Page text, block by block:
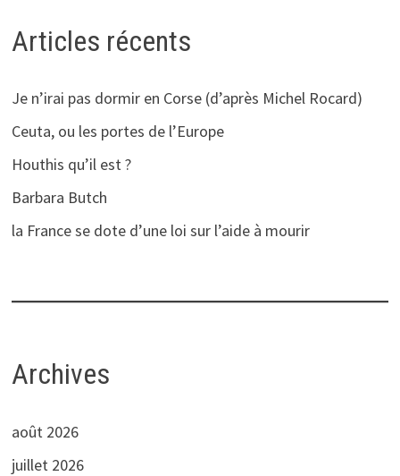
Articles récents
Je n’irai pas dormir en Corse (d’après Michel Rocard)
Ceuta, ou les portes de l’Europe
Houthis qu’il est ?
Barbara Butch
la France se dote d’une loi sur l’aide à mourir
Archives
août 2026
juillet 2026